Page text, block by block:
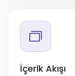
İçerik Akışı